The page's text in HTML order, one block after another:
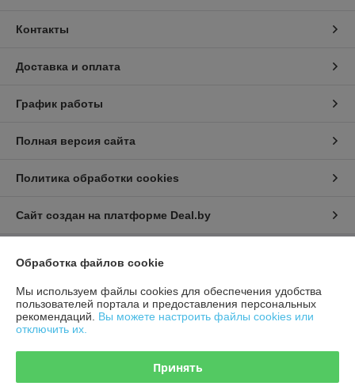
Контакты
Доставка и оплата
График работы
Полная версия сайта
Политика обработки cookies
Сайт создан на платформе Deal.by
Информация для покупателя
Индивидуальный предприниматель:ИП Афонина Екатерина
Александровна
225131 Ул. Рокоссовского, 5 г. Пружаны, Брестская обл.
Обработка файлов cookie
Мы используем файлы cookies для обеспечения удобства
пользователей портала и предоставления персональных
рекомендаций. Вы можете настроить файлы cookies или
отключить их.
Принять